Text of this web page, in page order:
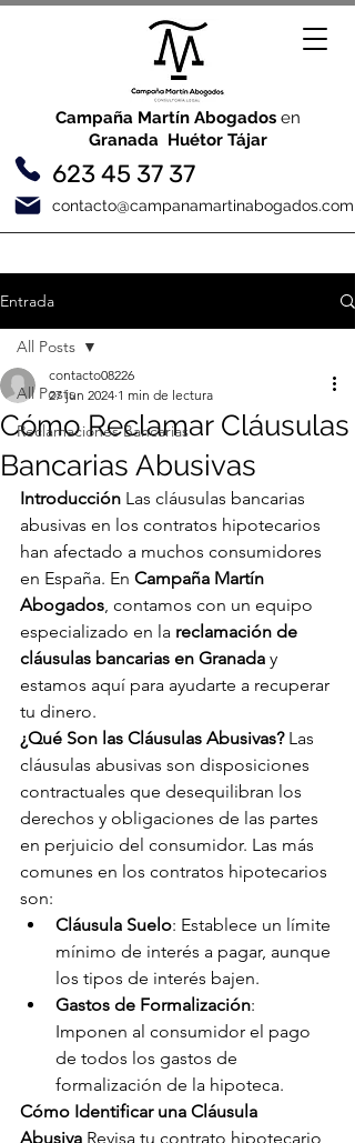
Campaña Martín Abogadosen
Granada Huétor Tájar
623 45 37 37
contacto@campanamartinabogados.com
Entrada
All Posts
Reclamaciones Bancarias
All Posts
Cómo Reclamar Cláusulas
Bancarias Abusivas
contacto08226
27 jun 2024 1 min de lectura
Introducción Las cláusulas bancarias
abusivas en los contratos hipotecarios
han afectado a muchos consumidores
en España. En Campaña Martín
Abogados, contamos con un equipo
especializado en la reclamación de
cláusulas bancarias en Granada y
estamos aquí para ayudarte a recuperar
tu dinero.
¿Qué Son las Cláusulas Abusivas? Las
cláusulas abusivas son disposiciones
contractuales que desequilibran los
derechos y obligaciones de las partes
en perjuicio del consumidor. Las más
comunes en los contratos hipotecarios
son:
Cláusula Suelo: Establece un límite
mínimo de interés a pagar, aunque
los tipos de interés bajen.
Gastos de Formalización:
Imponen al consumidor el pago
de todos los gastos de
formalización de la hipoteca.
Cómo Identificar una Cláusula
Abusiva Revisa tu contrato hipotecario